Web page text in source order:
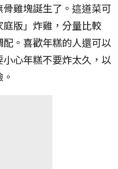
雞塊誕生了。這道菜可
版」炸雞，分量比較
。喜歡年糕的人還可以
心年糕不要炸太久，以